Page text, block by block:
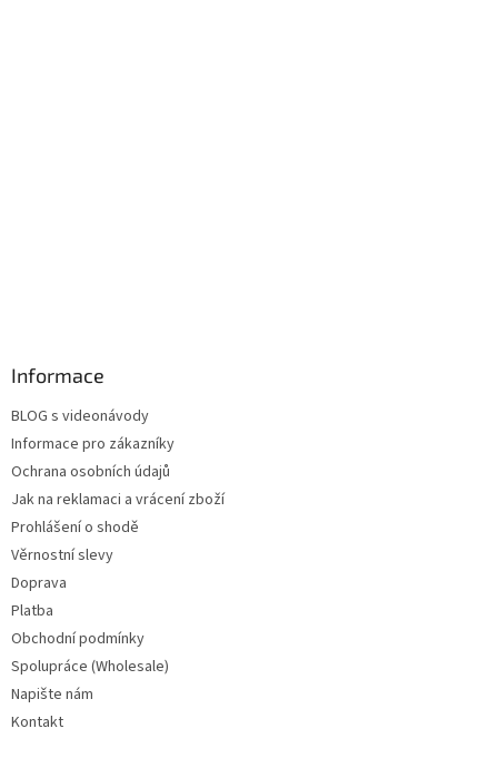
Informace
BLOG s videonávody
Informace pro zákazníky
Ochrana osobních údajů
Jak na reklamaci a vrácení zboží
Prohlášení o shodě
Věrnostní slevy
Doprava
Platba
Obchodní podmínky
Spolupráce (Wholesale)
Napište nám
Kontakt